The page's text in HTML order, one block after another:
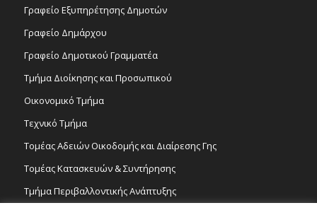
Γραφείο Εξυπηρέτησης Δημοτών
Γραφείο Δημάρχου
Γραφείο Δημοτικού Γραμματέα
Τμήμα Διοίκησης και Προσωπικού
Οικονομικό Τμήμα
Τεχνικό Τμήμα
Τομέας Αδειών Οικοδομής και Διαίρεσης Γης
Τομέας Κατασκευών & Συντήρησης
Τμήμα Περιβαλλοντικής Ανάπτυξης